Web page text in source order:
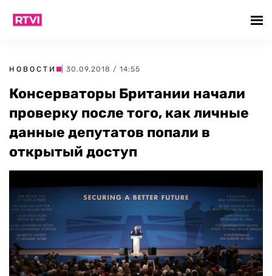
НОВОСТИ | 30.09.2018 / 14:55
Консерваторы Британии начали
проверку после того, как личные
данные депутатов попали в
открытый доступ